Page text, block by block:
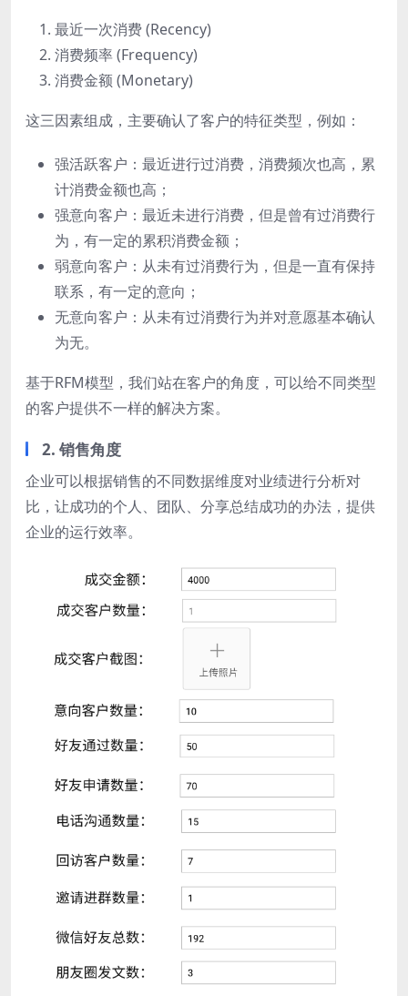
最近一次消费 (Recency)
消费频率 (Frequency)
消费金额 (Monetary)
这三因素组成，主要确认了客户的特征类型，例如：
强活跃客户：最近进行过消费，消费频次也高，累
计消费金额也高；
强意向客户：最近未进行消费，但是曾有过消费行
为，有一定的累积消费金额；
弱意向客户：从未有过消费行为，但是一直有保持
联系，有一定的意向；
无意向客户：从未有过消费行为并对意愿基本确认
为无。
基于RFM模型，我们站在客户的角度，可以给不同类型
的客户提供不一样的解决方案。
2. 销售角度
企业可以根据销售的不同数据维度对业绩进行分析对
比，让成功的个人、团队、分享总结成功的办法，提供
企业的运行效率。